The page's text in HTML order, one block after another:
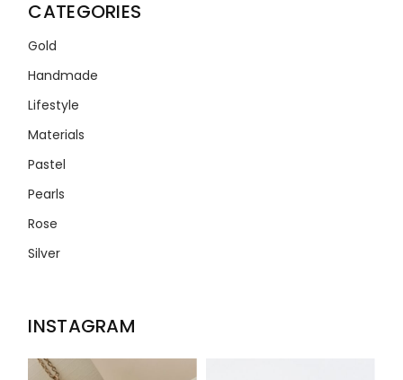
CATEGORIES
Gold
Handmade
Lifestyle
Materials
Pastel
Pearls
Rose
Silver
INSTAGRAM